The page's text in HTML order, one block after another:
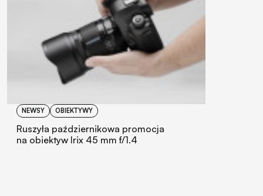
NEWSY OBIEKTYWY
Ruszyła październikowa promocja
na obiektyw Irix 45 mm f/1.4